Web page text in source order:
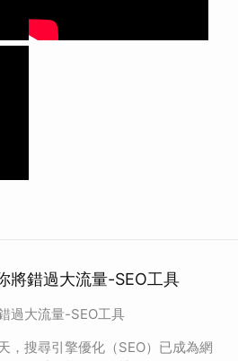
將錯過大流量-SEO工具
過大流量-SEO工具
，搜尋引擎優化（SEO）已成為網